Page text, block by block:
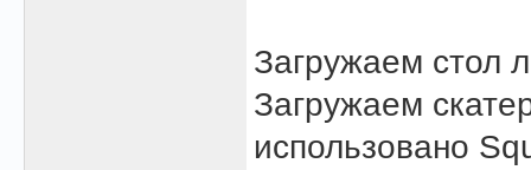
Загружаем стол
Загружаем
использовано